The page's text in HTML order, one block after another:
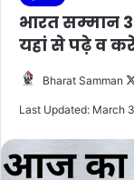
भारत सम्मान
यहां से पढ़े व
Bharat Samman
Last Updated: March